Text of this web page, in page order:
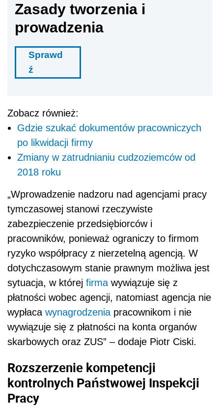
Zasady tworzenia i
prowadzenia
Sprawd
ź
Zobacz również:
Gdzie szukać dokumentów pracowniczych
po likwidacji firmy
Zmiany w zatrudnianiu cudzoziemców od
2018 roku
„Wprowadzenie nadzoru nad agencjami pracy
tymczasowej stanowi rzeczywiste
zabezpieczenie przedsiębiorców i
pracowników, ponieważ ograniczy to firmom
ryzyko współpracy z nierzetelną agencją. W
dotychczasowym stanie prawnym możliwa jest
sytuacja, w której firma wywiązuje się z
płatności wobec agencji, natomiast agencja nie
wypłaca wynagrodzenia pracownikom i nie
wywiązuje się z płatności na konta organów
skarbowych oraz ZUS” – dodaje Piotr Ciski.
Rozszerzenie kompetencji
kontrolnych Państwowej Inspekcji
Pracy